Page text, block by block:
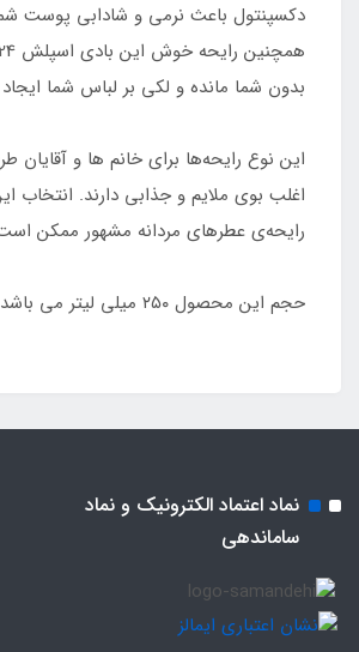
دکسپنتول باعث نرمی و شادابی پوست
بدون شما مانده و لکی بر لباس شما
این نوع رایحه‌ها برای خانم ها و آقایان
اغلب بوی ملایم و جذابی دارند. انتخاب
رایحه‌ی عطرهای مردانه مشهور ممکن
حجم این محصول ۲۵۰ میلی لیتر می باشد .
نماد اعتماد الکترونیک و نماد
ساماندهی